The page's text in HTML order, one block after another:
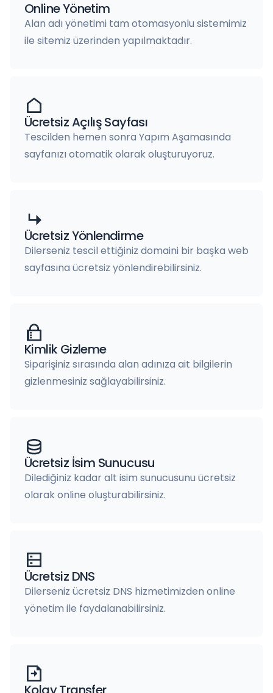
Online Yönetim
Alan adı yönetimi tam otomasyonlu sistemimiz
ile sitemiz üzerinden yapılmaktadır.
Ücretsiz Açılış Sayfası
Tescilden hemen sonra Yapım Aşamasında
sayfanızı otomatik olarak oluşturuyoruz.
Ücretsiz Yönlendirme
Dilerseniz tescil ettiğiniz domaini bir başka web
sayfasına ücretsiz yönlendirebilirsiniz.
Kimlik Gizleme
Siparişiniz sırasında alan adınıza ait bilgilerin
gizlenmesiniz sağlayabilirsiniz.
Ücretsiz İsim Sunucusu
Dilediğiniz kadar alt isim sunucusunu ücretsiz
olarak online oluşturabilirsiniz.
Ücretsiz DNS
Dilerseniz ücretsiz DNS hizmetimizden online
yönetim ile faydalanabilirsiniz.